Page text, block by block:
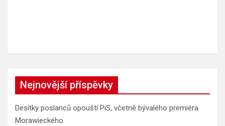
Nejnovější příspěvky
Desítky poslanců opouští PiS, včetně bývalého premiéra
Morawieckého